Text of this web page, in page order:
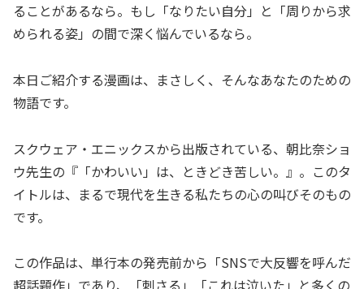
ることがあるなら。もし「なりたい自分」と「周りから求
められる姿」の間で深く悩んでいるなら。
本日ご紹介する漫画は、まさしく、そんなあなたのための
物語です。
スクウェア・エニックスから出版されている、朝比奈ショ
ウ先生の『「かわいい」は、ときどき苦しい。』。このタ
イトルは、まるで現代を生きる私たちの心の叫びそのもの
です。
この作品は、単行本の発売前から「SNSで大反響を呼んだ